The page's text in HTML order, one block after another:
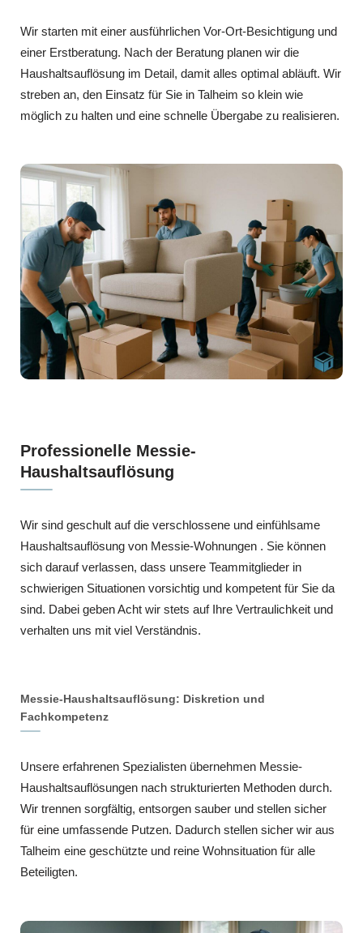
Wir starten mit einer ausführlichen Vor-Ort-Besichtigung und
einer Erstberatung. Nach der Beratung planen wir die
Haushaltsauflösung im Detail, damit alles optimal abläuft. Wir
streben an, den Einsatz für Sie in Talheim so klein wie
möglich zu halten und eine schnelle Übergabe zu realisieren.
Professionelle Messie-
Haushaltsauflösung
Wir sind geschult auf die verschlossene und einfühlsame
Haushaltsauflösung von Messie-Wohnungen . Sie können
sich darauf verlassen, dass unsere Teammitglieder in
schwierigen Situationen vorsichtig und kompetent für Sie da
sind. Dabei geben Acht wir stets auf Ihre Vertraulichkeit und
verhalten uns mit viel Verständnis.
Messie-Haushaltsauflösung: Diskretion und
Fachkompetenz
Unsere erfahrenen Spezialisten übernehmen Messie-
Haushaltsauflösungen nach strukturierten Methoden durch.
Wir trennen sorgfältig, entsorgen sauber und stellen sicher
für eine umfassende Putzen. Dadurch stellen sicher wir aus
Talheim eine geschützte und reine Wohnsituation für alle
Beteiligten.